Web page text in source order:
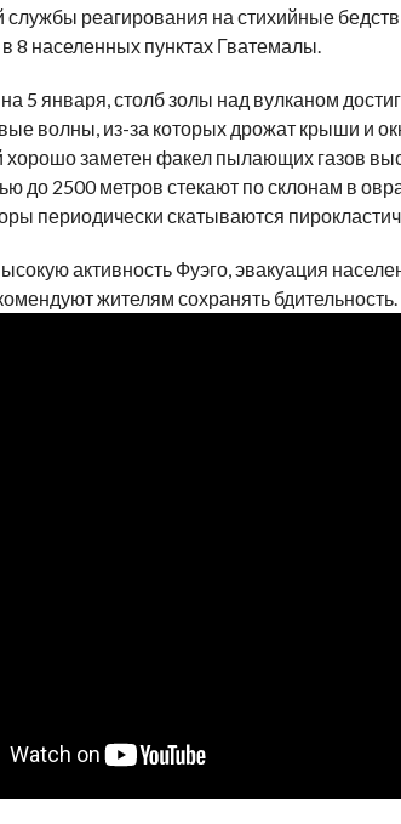
реагирования на стихийные
8 населенных пунктах Гватемалы.
5 января, столб золы над вулканом
волны, из-за которых дрожат крыши и
заметен факел пылающих газов
до 2500 метров стекают по склонам в
периодически скатываются
активность Фуэго, эвакуация
жителям сохранять бдительность.